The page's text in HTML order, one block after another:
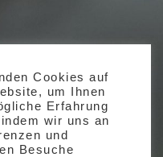
Cookies auf
um Ihnen
Erfahrung
wir uns an
und
Besuche